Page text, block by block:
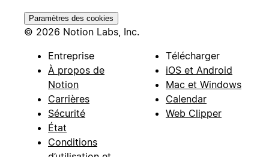
Paramètres des cookies
© 2026 Notion Labs, Inc.
Entreprise
À propos de
Notion
Carrières
Sécurité
État
Conditions
Télécharger
iOS et Android
Mac et Windows
Calendar
Web Clipper